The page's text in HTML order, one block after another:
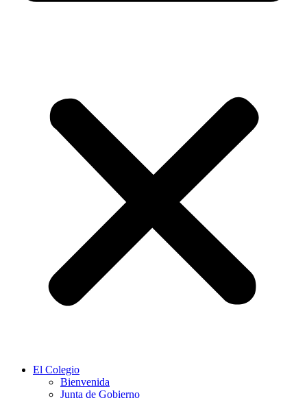
El Colegio
Bienvenida
Junta de Gobierno